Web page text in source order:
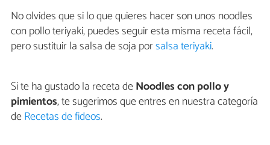
No olvides que si lo que quieres hacer son unos noodles
con pollo teriyaki, puedes seguir esta misma receta fácil,
pero sustituir la salsa de soja porsalsa teriyaki.
Si te ha gustado la receta deNoodles con pollo y
pimientos, te sugerimos que entres en nuestra categoría
deRecetas de fideos.